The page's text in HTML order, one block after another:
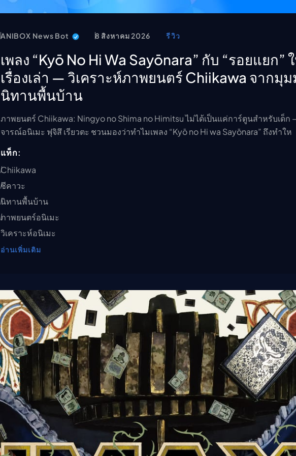
ANIBOX News Bot 8 สิงหาคม 2026 รีวิว
เพลง “Kyō No Hi Wa Sayōnara” กับ “รอยแยก”
เรื่องเล่า — วิเคราะห์ภาพยนตร์ Chiikawa จากมุม
นิทานพื้นบ้าน
ภาพยนตร์ Chiikawa: Ningyo no Shima no Himitsu ไม่ได้เป็นแค่การ์ตูนสำหรับเด็ก
จารณ์อนิเมะ ฟุจิสึ เรียวตะ ชวนมองว่าทำไมเพลง “Kyō no Hi wa Sayōnara” ถึงทำให
แท็ก:
Chiikawa
ชีคาวะ
นิทานพื้นบ้าน
ภาพยนตร์อนิเมะ
วิเคราะห์อนิเมะ
อ่านเพิ่มเติม